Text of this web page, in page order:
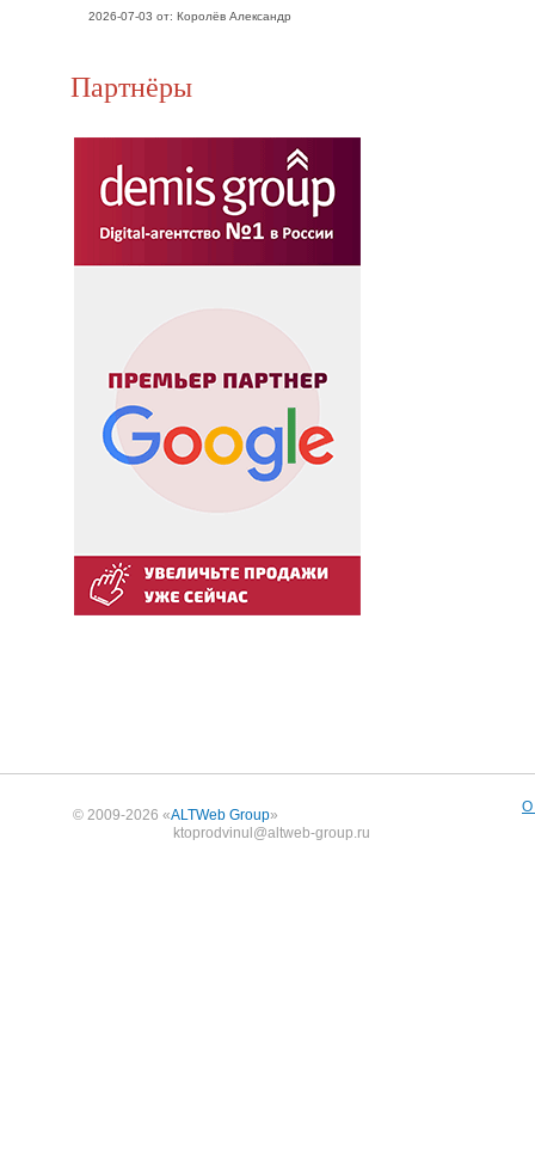
2026-07-03 от: Королёв Александр
Партнёры
© 2009-2026 «ALTWeb Group»
ktoprodvinul@altweb-group.ru
О